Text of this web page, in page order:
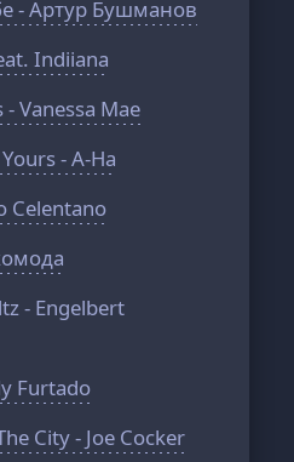
- Артур Бушманов
Indiiana
- Vanessa Mae
- A-Ha
Celentano
- Engelbert
Furtado
City - Joe Cocker